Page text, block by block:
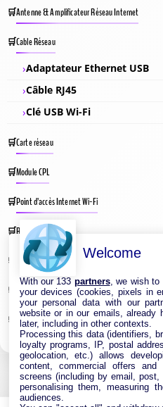
Antenne & Amplificateur Réseau Internet
Cable Réseau
Adaptateur Ethernet USB
Câble RJ45
Clé USB Wi-Fi
Carte réseau
Module CPL
Point d’accès Internet Wi-Fi
Répéteur Wifi
Routeur Internet
Switches & Hubs Réseau
Système WIFI Mesh
Welcome
With our 133 partners, we wish to
your devices (cookies, pixels in
your personal data with our
website or in our emails, already
later, including in other contexts.
Processing this data (identifiers,
loyalty programs, IP, postal
geolocation, etc.) allows
content, commercial offers
screens (including by email,
personalising them, measuring
audiences.